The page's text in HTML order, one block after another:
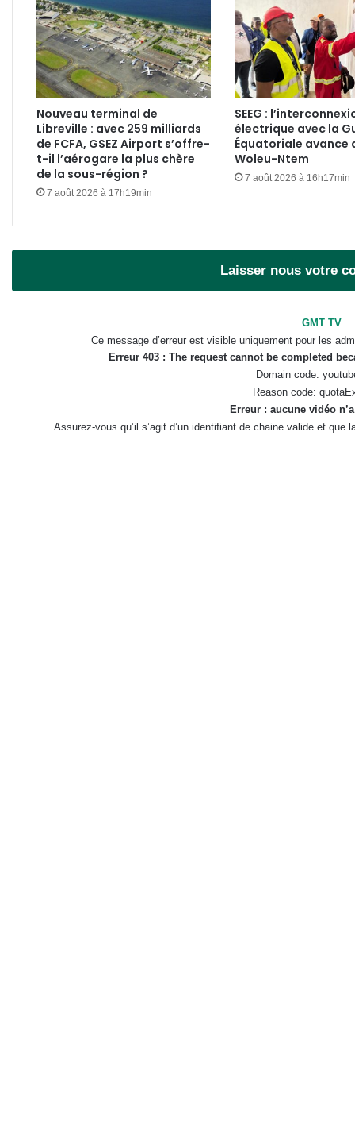
Lyon
Nouveau terminal de
Libreville : avec 259 milliards
de FCFA, GSEZ Airport s’offre-
t-il l’aérogare la plus chère
de la sous-région ?
7 août 2026 à 17h19min
SEEG :
électrique avec la
Équatoriale avance
Woleu-Ntem
7 août 2026 à 16h17min
Laisser nous votre
GMT TV
Ce message d’erreur est visible uniquement pour les
Erreur 403 : The request cannot be completed
Domain code:
Reason code:
Erreur : aucune vidéo
Assurez-vous qu’il s’agit d’un identifiant de chaine valide et